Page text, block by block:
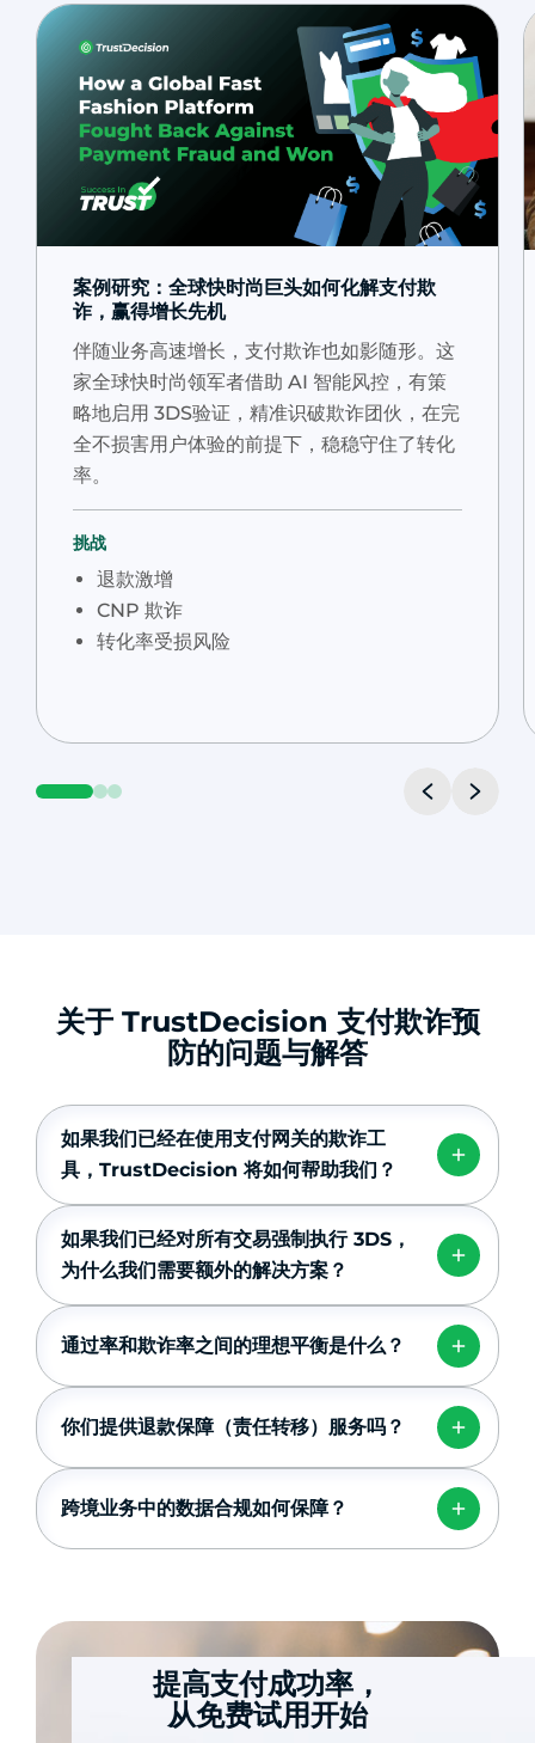
案例研究：全球快时尚巨头如何化解支付欺
诈，赢得增长先机
伴随业务高速增长，支付欺诈也如影随形。这
家全球快时尚领军者借助 AI 智能风控，有策
略地启用 3DS验证，精准识破欺诈团伙，在完
全不损害用户体验的前提下，稳稳守住了转化
率。
挑战
退款激增
CNP 欺诈
转化率受损风险
关于 TrustDecision 支付欺诈预
防的问题与解答
如果我们已经在使用支付网关的欺诈工
具，TrustDecision 将如何帮助我们？
如果我们已经对所有交易强制执行 3DS，
为什么我们需要额外的解决方案？
通过率和欺诈率之间的理想平衡是什么？
你们提供退款保障（责任转移）服务吗？
跨境业务中的数据合规如何保障？
提高支付成功率，
从免费试用开始